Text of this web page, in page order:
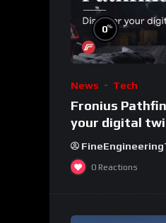
0%
News Tech
Fronius
your digital
0 Reactions